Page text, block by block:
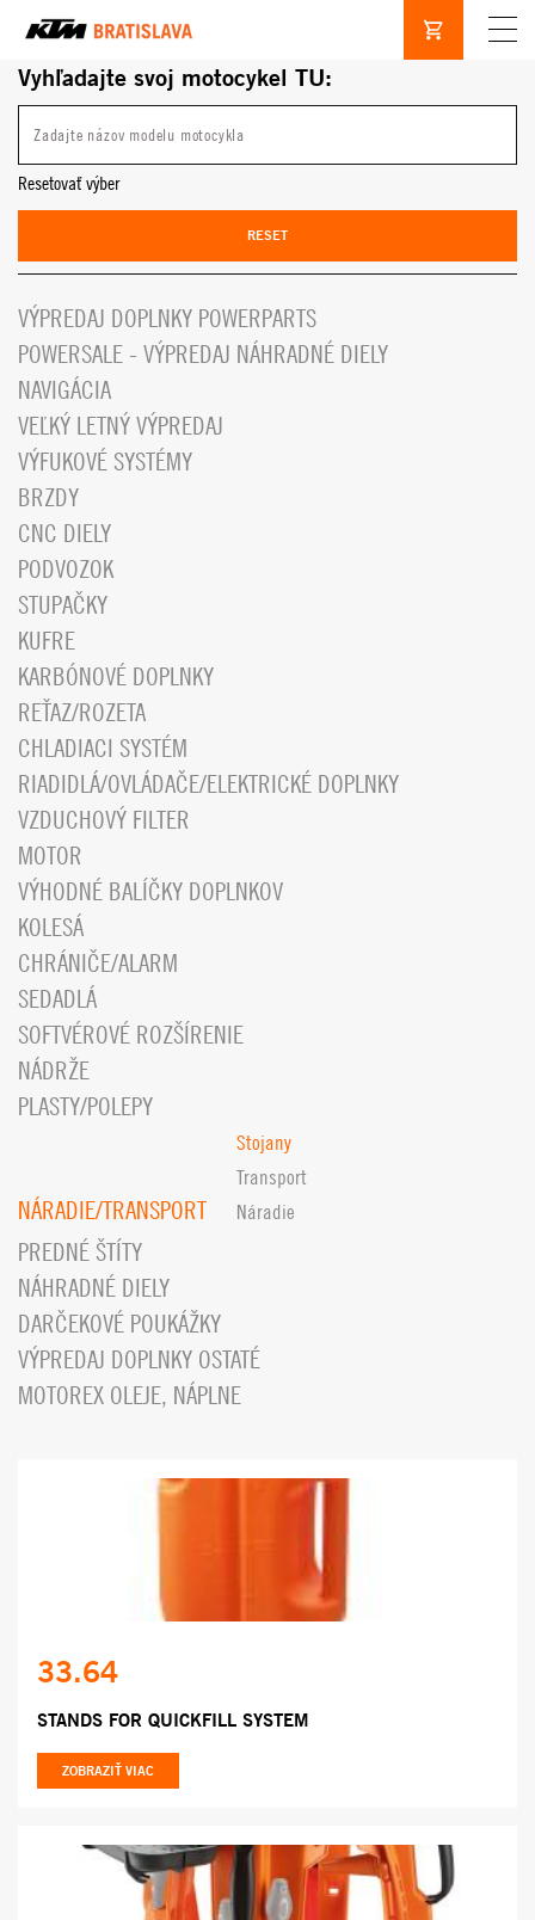
Vyhľadajte svoj motocykel TU:
Resetovať výber
RESET
VÝPREDAJ DOPLNKY POWERPARTS
POWERSALE - VÝPREDAJ NÁHRADNÉ DIELY
NAVIGÁCIA
VEĽKÝ LETNÝ VÝPREDAJ
VÝFUKOVÉ SYSTÉMY
BRZDY
CNC DIELY
PODVOZOK
STUPAČKY
KUFRE
KARBÓNOVÉ DOPLNKY
REŤAZ/ROZETA
CHLADIACI SYSTÉM
RIADIDLÁ/OVLÁDAČE/ELEKTRICKÉ DOPLNKY
VZDUCHOVÝ FILTER
MOTOR
VÝHODNÉ BALÍČKY DOPLNKOV
KOLESÁ
CHRÁNIČE/ALARM
SEDADLÁ
SOFTVÉROVÉ ROZŠÍRENIE
NÁDRŽE
PLASTY/POLEPY
NÁRADIE/TRANSPORT
Stojany
Transport
Náradie
PREDNÉ ŠTÍTY
NÁHRADNÉ DIELY
DARČEKOVÉ POUKÁŽKY
VÝPREDAJ DOPLNKY OSTATÉ
MOTOREX OLEJE, NÁPLNE
33.64
STANDS FOR QUICKFILL SYSTEM
ZOBRAZIŤ VIAC